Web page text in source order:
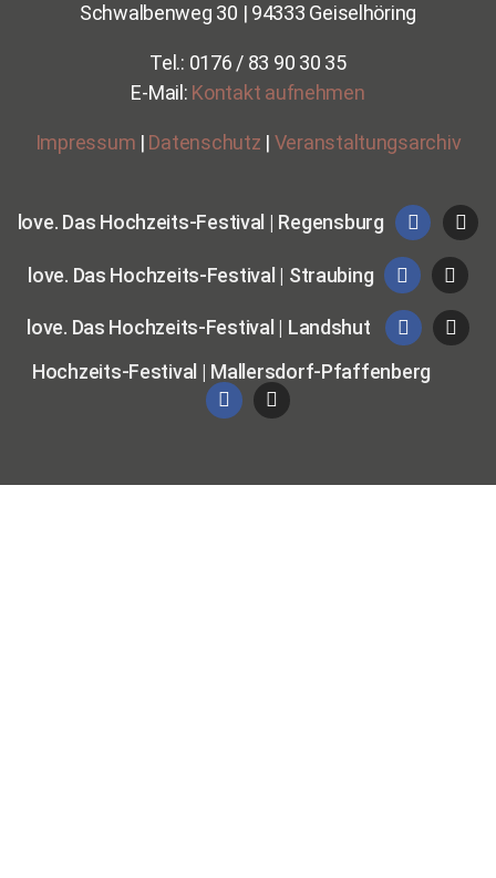
Schwalbenweg 30 | 94333 Geiselhöring
Tel.: 0176 / 83 90 30 35
E-Mail: Kontakt aufnehmen
Impressum | Datenschutz | Veranstaltungsarchiv
love. Das Hochzeits-Festival | Regensburg
love. Das Hochzeits-Festival | Straubing
love. Das Hochzeits-Festival | Landshut
Hochzeits-Festival | Mallersdorf-Pfaffenberg